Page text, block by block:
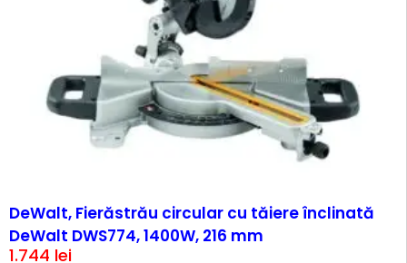
DeWalt, Fierăstrău circular cu tăiere înclinată
DeWalt DWS774, 1400W, 216 mm
1.744 lei